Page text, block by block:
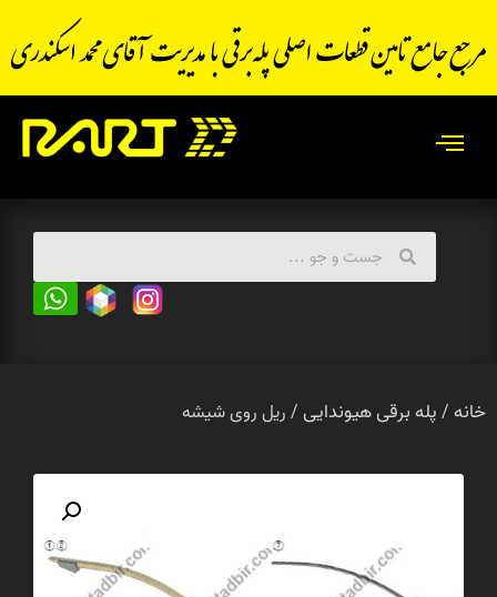
خانه /پله برقی هیوندایی/ ریل روی شیشه